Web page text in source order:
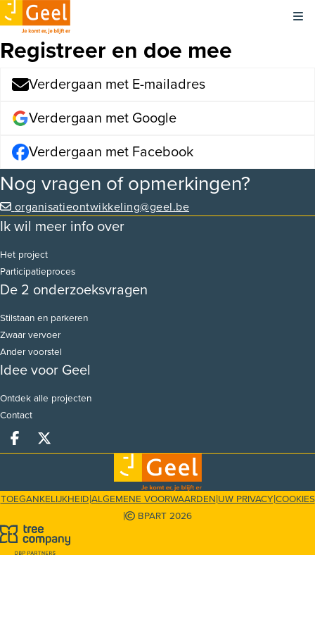
Registreer en doe mee
Verdergaan met E-mailadres
Verdergaan met Google
Verdergaan met Facebook
Nog vragen of opmerkingen?
organisatieontwikkeling@geel.be
Ik wil meer info over
Het project
Participatieproces
De 2 onderzoeksvragen
Stilstaan en parkeren
Zwaar vervoer
Ander voorstel
Idee voor Geel
Ontdek alle projecten
Contact
Deel op facebook
Deel op X
TOEGANKELIJKHEID|ALGEMENE VOORWAARDEN|UW PRIVACY|COOKIES
| BPART 2026